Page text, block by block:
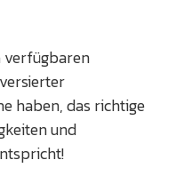
verfügbaren
haben, das richtige
und